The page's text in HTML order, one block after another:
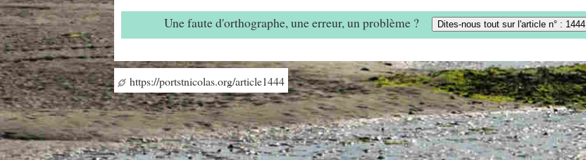
Une faute d'orthographe, une erreur, un problème ? Dites-nous tout sur l'article n° : 1444
https://portstnicolas.org/article1444